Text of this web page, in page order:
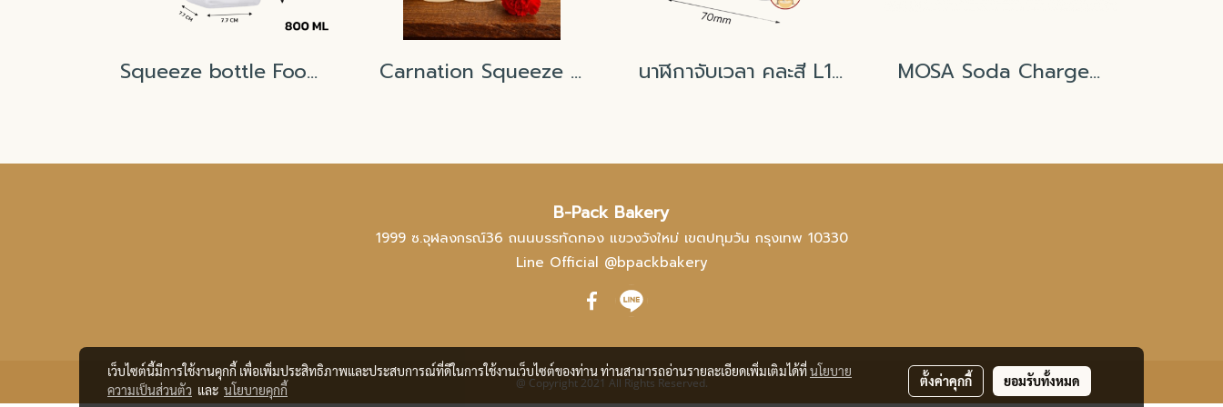
Squeeze bottle Food Grade 800ml Carnation Squeeze bottle Food Grade 1000ml นาฬิกาจับเวลา คละสี L102 6.4x7cm MOSA Soda Charger Gas (CO₂)
B-Pack Bakery
1999 ซ.จุฬลงกรณ์36 ถนนบรรทัดทอง แขวงวังใหม่ เขตปทุมวัน กรุงเทพ 10330
Line Official @bpackbakery
@ Copyright 2021 All Rights Reserved.
เว็บไซต์นี้มีการใช้งานคุกกี้ เพื่อเพิ่มประสิทธิภาพและประสบการณ์ที่ดีในการใช้งานเว็บไซต์ของท่าน ท่านสามารถอ่านรายละเอียดเพิ่มเติมได้ที่นโยบาย
ความเป็นส่วนตัว และ นโยบายคุกกี้
ตั้งค่าคุกกี้ ยอมรับทั้งหมด